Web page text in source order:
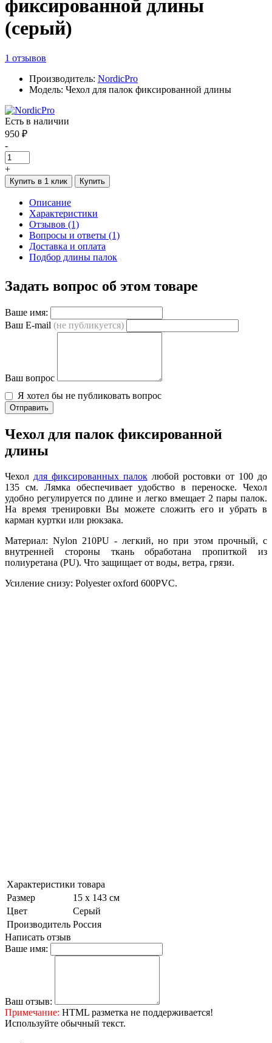
фиксированной длины
(серый)
1 отзывов
Производитель: NordicPro
Модель: Чехол для палок фиксированной длины
Есть в наличии
950 ₽
-
+
Купить в 1 клик Купить
Описание
Характеристики
Отзывов (1)
Вопросы и ответы (1)
Доставка и оплата
Подбор длины палок
Задать вопрос об этом товаре
Ваше имя:
Ваш E-mail (не публикуется)
Ваш вопрос
Я хотел бы не публиковать вопрос
Отправить
Чехол для палок фиксированной
длины
Чехол для фиксированных палоклюбой ростовки от 100 до
135 см. Лямка обеспечивает удобство в переноске. Чехол
удобно регулируется по длине и легко вмещает 2 пары палок.
На время тренировки Вы можете сложить его и убрать в
карман куртки или рюкзака.
Материал: Nylon 210PU - легкий, но при этом прочный, с
внутренней стороны ткань обработана пропиткой из
полиуретана (PU). Что защищает от воды, ветра, грязи.
Усиление снизу: Polyester oxford 600PVC.
Характеристики товара
Размер
15 х 143 см
Цвет
Серый
Производитель Россия
Написать отзыв
Ваше имя:
Ваш отзыв:
Примечание: HTML разметка не поддерживается!
Используйте обычный текст.